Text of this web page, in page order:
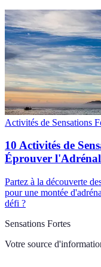
Activités de Sensations
10 Activités de
Éprouver
Partez à la découverte
pour une montée
défi ?
Sensations Fortes
Votre source